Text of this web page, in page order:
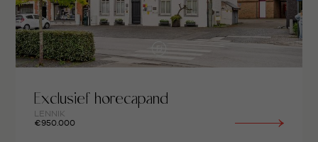
Exclusief horecapand
LENNIK
€950.000